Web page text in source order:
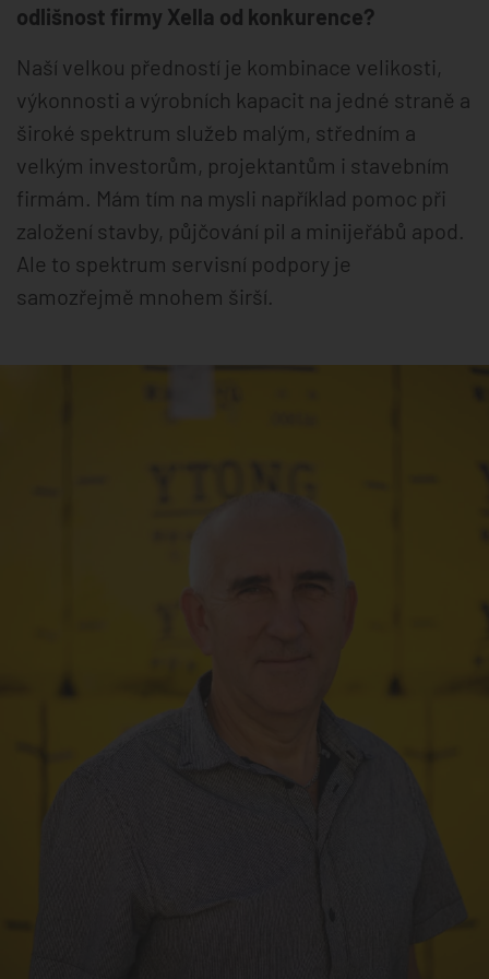
odlišnost firmy Xella od konkurence?
Naší velkou předností je kombinace velikosti,
výkonnosti a výrobních kapacit na jedné straně a
široké spektrum služeb malým, středním a
velkým investorům, projektantům i stavebním
firmám. Mám tím na mysli například pomoc při
založení stavby, půjčování pil a minijeřábů apod.
Ale to spektrum servisní podpory je
samozřejmě mnohem širší.